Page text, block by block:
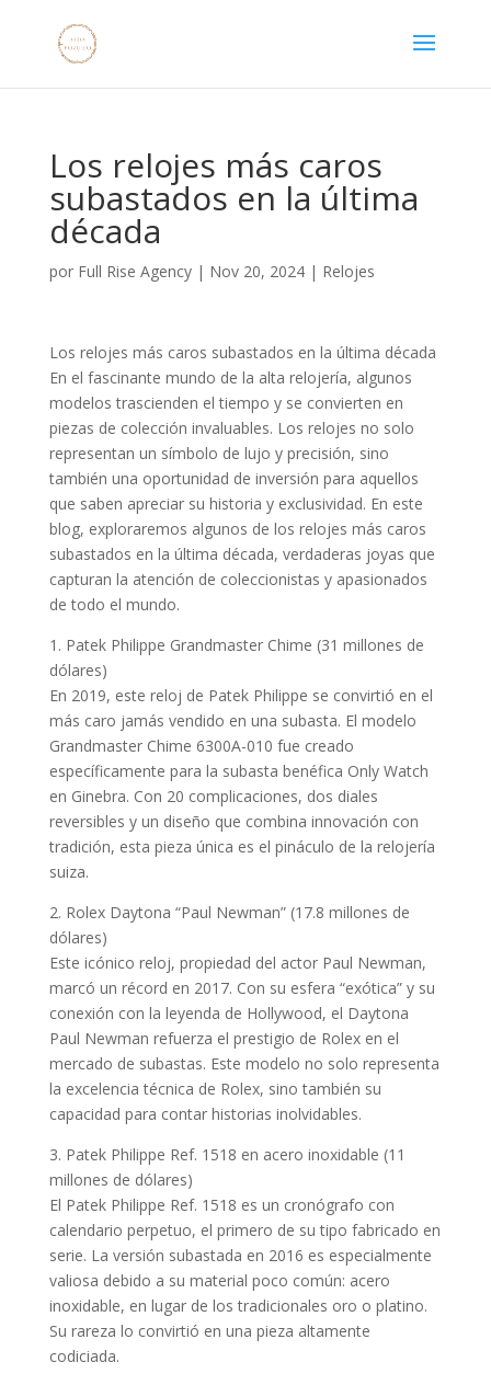
Los relojes más caros
subastados en la última
década
por Full Rise Agency| Nov 20, 2024| Relojes
Los relojes más caros subastados en la última década
En el fascinante mundo de la alta relojería, algunos
modelos trascienden el tiempo y se convierten en
piezas de colección invaluables. Los relojes no solo
representan un símbolo de lujo y precisión, sino
también una oportunidad de inversión para aquellos
que saben apreciar su historia y exclusividad. En este
blog, exploraremos algunos de los relojes más caros
subastados en la última década, verdaderas joyas que
capturan la atención de coleccionistas y apasionados
de todo el mundo.
1. Patek Philippe Grandmaster Chime (31 millones de
dólares)
En 2019, este reloj de Patek Philippe se convirtió en el
más caro jamás vendido en una subasta. El modelo
Grandmaster Chime 6300A-010 fue creado
específicamente para la subasta benéfica Only Watch
en Ginebra. Con 20 complicaciones, dos diales
reversibles y un diseño que combina innovación con
tradición, esta pieza única es el pináculo de la relojería
suiza.
2. Rolex Daytona “Paul Newman” (17.8 millones de
dólares)
Este icónico reloj, propiedad del actor Paul Newman,
marcó un récord en 2017. Con su esfera “exótica” y su
conexión con la leyenda de Hollywood, el Daytona
Paul Newman refuerza el prestigio de Rolex en el
mercado de subastas. Este modelo no solo representa
la excelencia técnica de Rolex, sino también su
capacidad para contar historias inolvidables.
3. Patek Philippe Ref. 1518 en acero inoxidable (11
millones de dólares)
El Patek Philippe Ref. 1518 es un cronógrafo con
calendario perpetuo, el primero de su tipo fabricado en
serie. La versión subastada en 2016 es especialmente
valiosa debido a su material poco común: acero
inoxidable, en lugar de los tradicionales oro o platino.
Su rareza lo convirtió en una pieza altamente
codiciada.